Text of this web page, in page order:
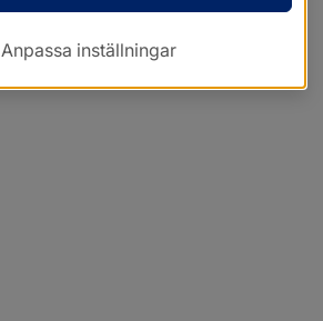
Anpassa inställningar